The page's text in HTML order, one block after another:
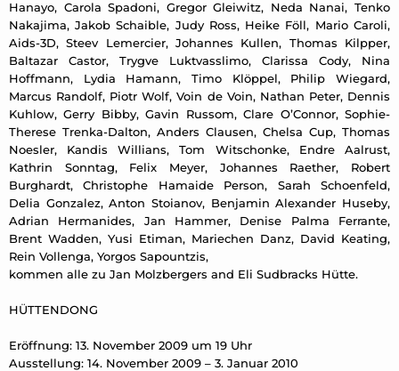
Hanayo, Carola Spadoni, Gregor Gleiwitz, Neda Nanai, Tenko
Nakajima, Jakob Schaible, Judy Ross, Heike Föll, Mario Caroli,
Aids-3D, Steev Lemercier, Johannes Kullen, Thomas Kilpper,
Baltazar Castor, Trygve Luktvasslimo, Clarissa Cody, Nina
Hoffmann, Lydia Hamann, Timo Klöppel, Philip Wiegard,
Marcus Randolf, Piotr Wolf, Voin de Voin, Nathan Peter, Dennis
Kuhlow, Gerry Bibby, Gavin Russom, Clare O’Connor, Sophie-
Therese Trenka-Dalton, Anders Clausen, Chelsa Cup, Thomas
Noesler, Kandis Willians, Tom Witschonke, Endre Aalrust,
Kathrin Sonntag, Felix Meyer, Johannes Raether, Robert
Burghardt, Christophe Hamaide Person, Sarah Schoenfeld,
Delia Gonzalez, Anton Stoianov, Benjamin Alexander Huseby,
Adrian Hermanides, Jan Hammer, Denise Palma Ferrante,
Brent Wadden, Yusi Etiman, Mariechen Danz, David Keating,
Rein Vollenga, Yorgos Sapountzis,
kommen alle zu Jan Molzbergers and Eli Sudbracks Hütte.
HÜTTENDONG
Eröffnung: 13. November 2009 um 19 Uhr
Ausstellung: 14. November 2009 – 3. Januar 2010